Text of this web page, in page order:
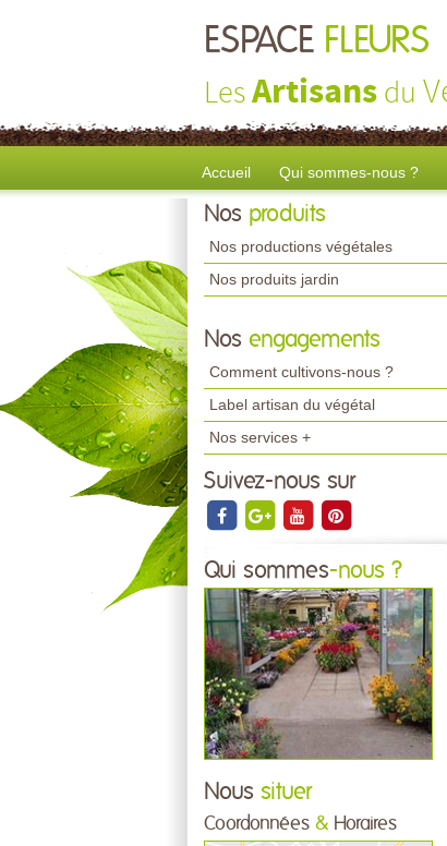
ESPACE FLEURS
LesArtisans du
Accueil Qui sommes-nous ?
Nos produits
Nos productions végétales
Nos produits jardin
Nos engagements
Comment cultivons-nous ?
Label artisan du végétal
Nos services +
Suivez-nous sur
Qui sommes-nous ?
Nous situer
Coordonnées & Horaires